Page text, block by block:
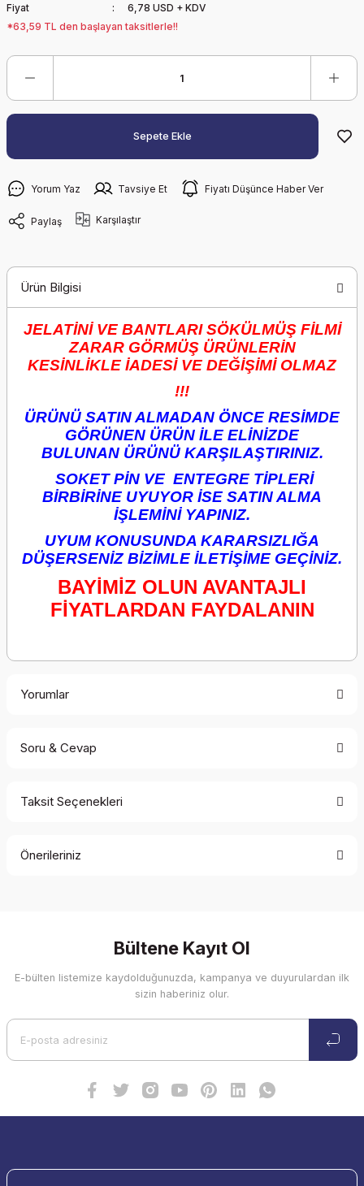
Fiyat
6,78 USD + KDV
*63,59 TL den başlayan taksitlerle!!
Sepete Ekle
Yorum Yaz Tavsiye Et Fiyatı Düşünce Haber Ver
Paylaş Karşılaştır
Ürün Bilgisi
JELATİNİ VE BANTLARI SÖKÜLMÜŞ FİLMİ
ZARAR GÖRMÜŞ ÜRÜNLERİN
KESİNLİKLE İADESİ VE DEĞİŞİMİ OLMAZ
!!!
ÜRÜNÜ SATIN ALMADAN ÖNCE RESİMDE
GÖRÜNEN ÜRÜN İLE ELİNİZDE
BULUNAN ÜRÜNÜ KARŞILAŞTIRINIZ.
SOKET PİN VE ENTEGRE TİPLERİ
BİRBİRİNE UYUYOR İSE SATIN ALMA
İŞLEMİNİ YAPINIZ.
UYUM KONUSUNDA KARARSIZLIĞA
DÜŞERSENİZ BİZİMLE İLETİŞİME GEÇİNİZ.
BAYİMİZ OLUN AVANTAJLI
FİYATLARDAN FAYDALANIN
Yorumlar
Soru & Cevap
Taksit Seçenekleri
Önerileriniz
Görüş ve önerileriniz için teşekkür ederiz.
Ürün resmi kalitesiz, bozuk veya görüntülenemiyor.
Bültene Kayıt Ol
E-bülten listemize kaydolduğunuzda, kampanya ve duyurulardan ilk
sizin haberiniz olur.